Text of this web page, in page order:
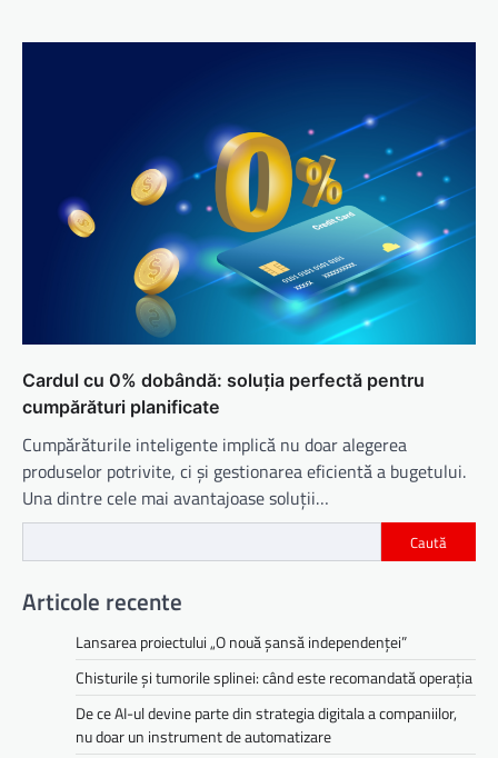
Cardul cu 0% dobândă: soluția perfectă pentru
cumpărături planificate
Cumpărăturile inteligente implică nu doar alegerea
produselor potrivite, ci și gestionarea eficientă a bugetului.
Una dintre cele mai avantajoase soluții…
Caută
Articole recente
Lansarea proiectului „O nouă șansă independenței”
Chisturile și tumorile splinei: când este recomandată operația
De ce AI-ul devine parte din strategia digitala a companiilor,
nu doar un instrument de automatizare